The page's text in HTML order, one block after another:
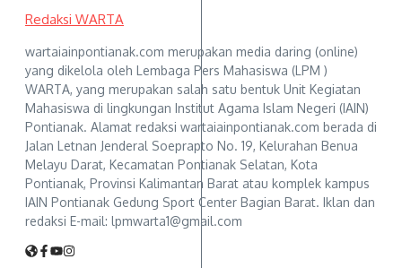
Redaksi WARTA
wartaiainpontianak.com merupakan media daring (online)
yang dikelola oleh Lembaga Pers Mahasiswa (LPM )
WARTA, yang merupakan salah satu bentuk Unit Kegiatan
Mahasiswa di lingkungan Institut Agama Islam Negeri (IAIN)
Pontianak. Alamat redaksi wartaiainpontianak.com berada di
Jalan Letnan Jenderal Soeprapto No. 19, Kelurahan Benua
Melayu Darat, Kecamatan Pontianak Selatan, Kota
Pontianak, Provinsi Kalimantan Barat atau komplek kampus
IAIN Pontianak Gedung Sport Center Bagian Barat. Iklan dan
redaksi E-mail: lpmwarta1@gmail.com